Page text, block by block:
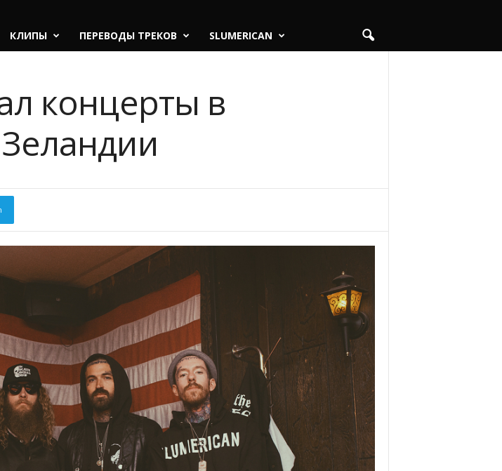
КЛИПЫ ПЕРЕВОДЫ ТРЕКОВ SLUMERICAN
концерты в